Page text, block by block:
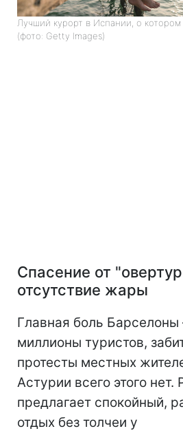
Лучший курорт в Испании, о котором
(фото: Getty Images)
Спасение от
отсутствие жары
Главная боль Барселоны
миллионы туристов,
протесты местных
Астурии всего этого нет.
предлагает спокойный,
отдых без толчеи у